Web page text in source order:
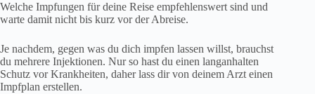
Welche Impfungen für deine Reise empfehlenswert sind und
warte damit nicht bis kurz vor der Abreise.
Je nachdem, gegen was du dich impfen lassen willst, brauchst
du mehrere Injektionen. Nur so hast du einen langanhalten
Schutz vor Krankheiten, daher lass dir von deinem Arzt einen
Impfplan erstellen.